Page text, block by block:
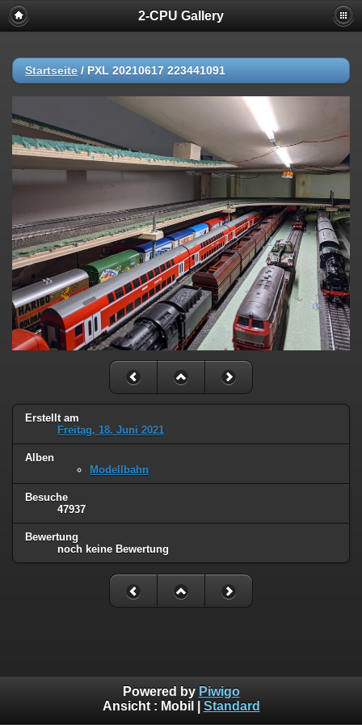
2-CPU Gallery
Startseite / PXL 20210617 223441091
Erstellt am
Freitag, 18. Juni 2021
Alben
Modellbahn
Besuche
47937
Bewertung
noch keine Bewertung
Powered by Piwigo
Ansicht : Mobil Standard